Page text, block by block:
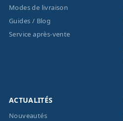
Modes de livraison
Guides / Blog
Service après-vente
ACTUALITÉS
Nouveautés